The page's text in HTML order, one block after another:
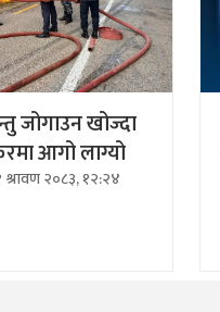
जोगाउन खोज्दा
आगो लाग्यो
श्रावण २०८३, १२:२४